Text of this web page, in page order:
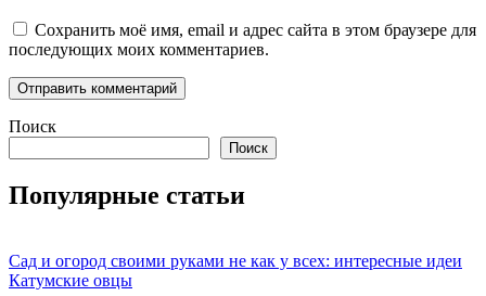
Сохранить моё имя, email и адрес сайта в этом браузере для
последующих моих комментариев.
Поиск
Поиск
Популярные статьи
Сад и огород своими руками не как у всех: интересные идеи
Катумские овцы